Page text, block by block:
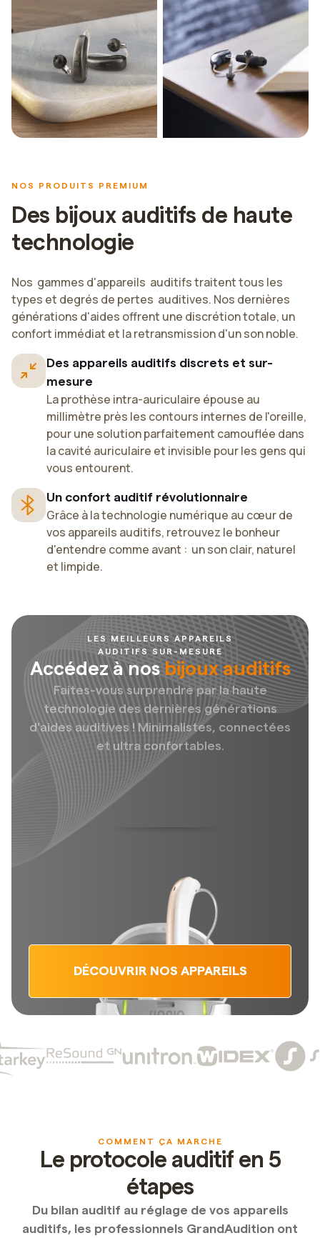
NOS PRODUITS PREMIUM
Des bijoux auditifs de haute
technologie
Nos gammes d'appareils auditifs traitent tous les
types et degrés de pertes auditives. Nos dernières
générations d'aides offrent une discrétion totale, un
confort immédiat et la retransmission d'un son noble.
Des appareils auditifs discrets et sur-
mesure
La prothèse intra-auriculaire épouse au
millimètre près les contours internes de l'oreille,
pour une solution parfaitement camouflée dans
la cavité auriculaire et invisible pour les gens qui
vous entourent.
Un confort auditif révolutionnaire
Grâce à la technologie numérique au cœur de
vos appareils auditifs, retrouvez le bonheur
d'entendre comme avant : un son clair, naturel
et limpide.
LES MEILLEURS APPAREILS
AUDITIFS SUR-MESURE
Accédez à nosbijoux auditifs
Faites-vous surprendre par la haute
technologie des dernières générations
d'aides auditives ! Minimalistes, connectées
et ultra confortables.
DÉCOUVRIR NOS APPAREILS
COMMENT ÇA MARCHE
Le protocole auditif en 5
étapes
Du bilan auditif au réglage de vos appareils
auditifs, les professionnels GrandAudition ont